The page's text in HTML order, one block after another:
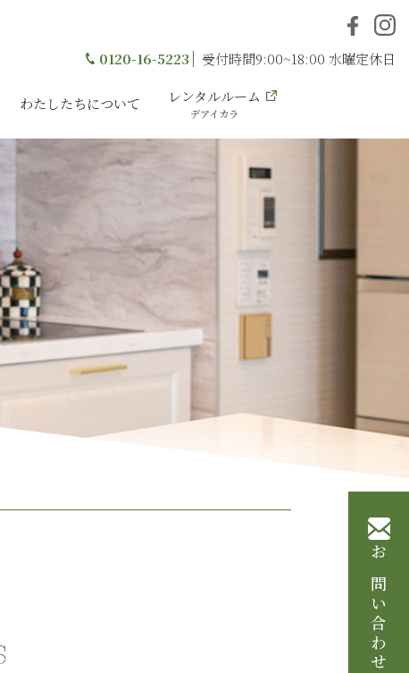
0120-16-5223 受付時間9:00~18:00 水曜定休日
わたしたちについて レンタルルーム
デアイカラ
お問い合わせ